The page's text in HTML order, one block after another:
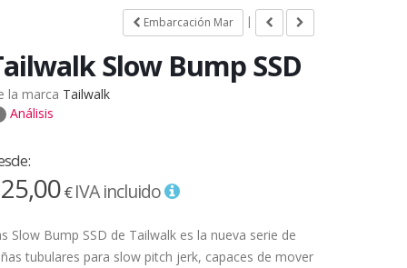
Embarcación Mar |
Slow Bump SSD
la marca Tailwalk
Análisis
€IVA incluido
Slow Bump SSD de Tailwalk es la nueva serie de
tubulares para slow pitch jerk, capaces de mover